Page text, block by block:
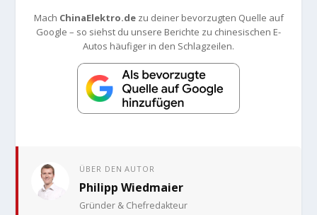
Mach ChinaElektro.dezu deiner bevorzugten Quelle auf
Google – so siehst du unsere Berichte zu chinesischen E-
Autos häufiger in den Schlagzeilen.
ÜBER DEN AUTOR
Philipp Wiedmaier
Gründer & Chefredakteur